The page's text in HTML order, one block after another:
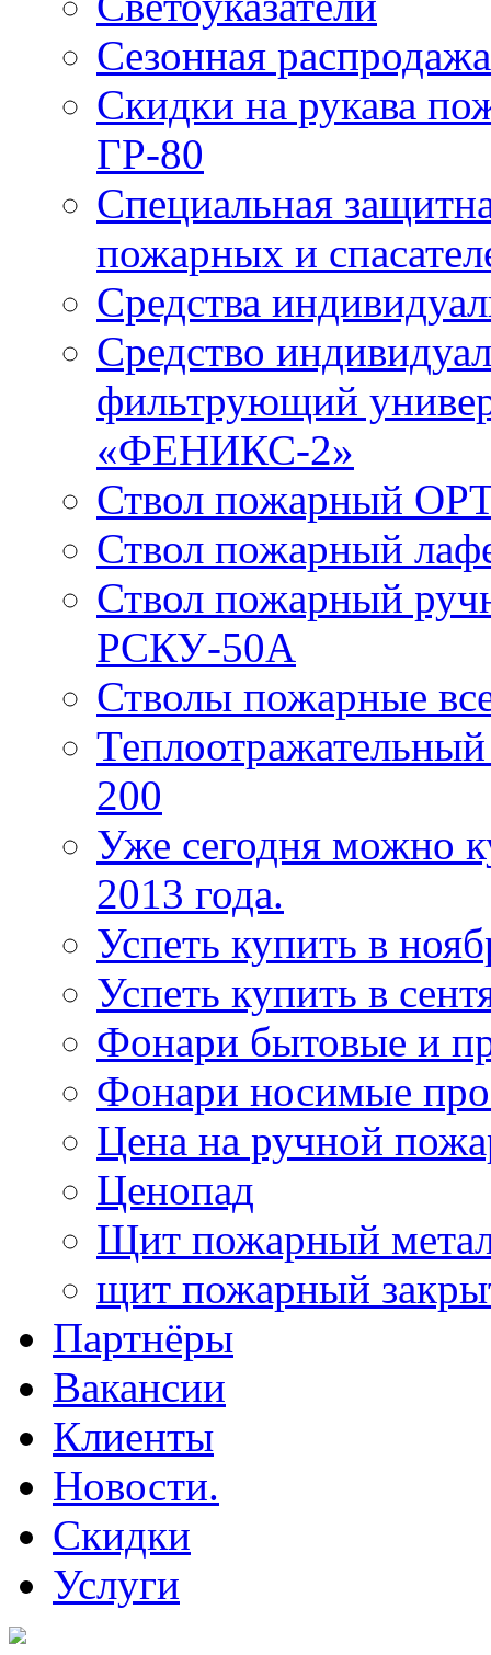
Сезонная
Скидки на рукава
ГР-80
Специальная
пожарных и
Средства
Средство
фильтрующий
«ФЕНИКС-2»
Ствол пожарный
Ствол пожарный
Ствол пожарный
РСКУ-50А
Стволы пожарные
200
Уже сегодня можно
2013 года.
Успеть купить в
Успеть купить в
Фонари бытовые и
Фонари носимые
Цена на ручной
Ценопад
Щит пожарный
щит пожарный
Партнёры
Вакансии
Клиенты
Новости.
Скидки
Услуги